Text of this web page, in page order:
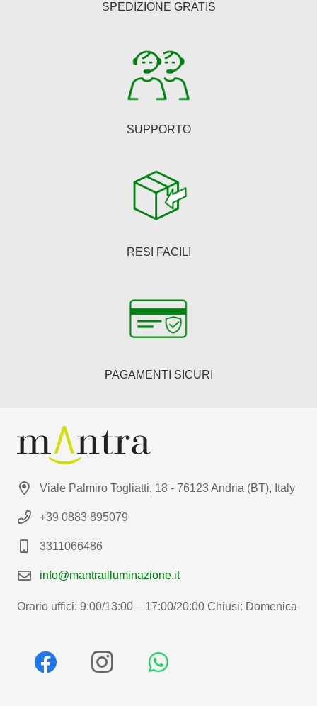
SPEDIZIONE GRATIS
SUPPORTO
RESI FACILI
PAGAMENTI SICURI
Viale Palmiro Togliatti, 18 - 76123 Andria (BT), Italy
+39 0883 895079
3311066486
info@mantrailluminazione.it
Orario uffici: 9:00/13:00 – 17:00/20:00 Chiusi: Domenica